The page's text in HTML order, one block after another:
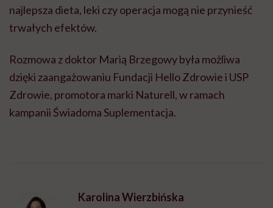
najlepsza dieta, leki czy operacja mogą nie przynieść
trwałych efektów.
Rozmowa z doktor Marią Brzegowy była możliwa
dzięki zaangażowaniu Fundacji Hello Zdrowie i USP
Zdrowie, promotora marki Naturell, w ramach
kampanii Świadoma Suplementacja.
Karolina Wierzbińska